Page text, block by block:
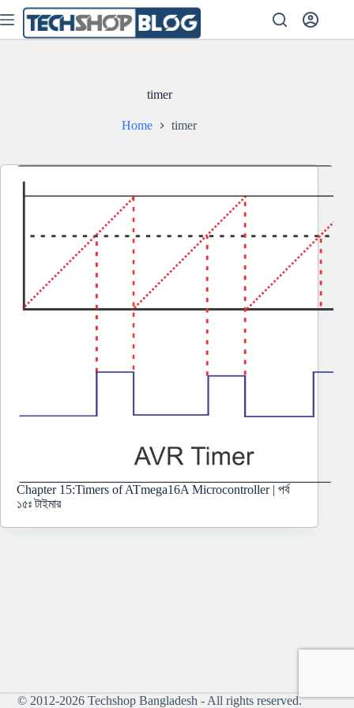
to
content
timer
Home timer
Chapter 15:Timers of ATmega16A Microcontroller | পর্ব
১৫ঃ টাইমার
© 2012-2026 Techshop Bangladesh - All rights reserved.